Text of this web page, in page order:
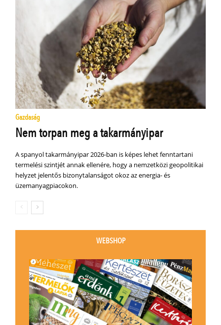
Gazdaság
Nem torpan meg a takarmányipar
A spanyol takarmányipar 2026-ban is képes lehet fenntartani
termelési szintjét annak ellenére, hogy a nemzetközi geopolitikai
helyzet jelentős bizonytalanságot okoz az energia- és
üzemanyagpiacokon.
WEBSHOP